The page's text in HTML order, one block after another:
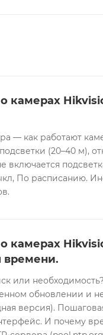
камерах
— как работают
(20–40 м),
включается
По расписанию.
камерах
времени.
или
обновлении и
версия).
И почему